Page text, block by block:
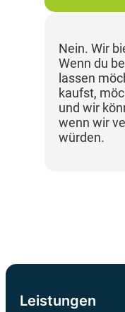
Nein. Wir
Wenn du
lassen
kaufst,
und wir
wenn wir
würden.
Leistungen